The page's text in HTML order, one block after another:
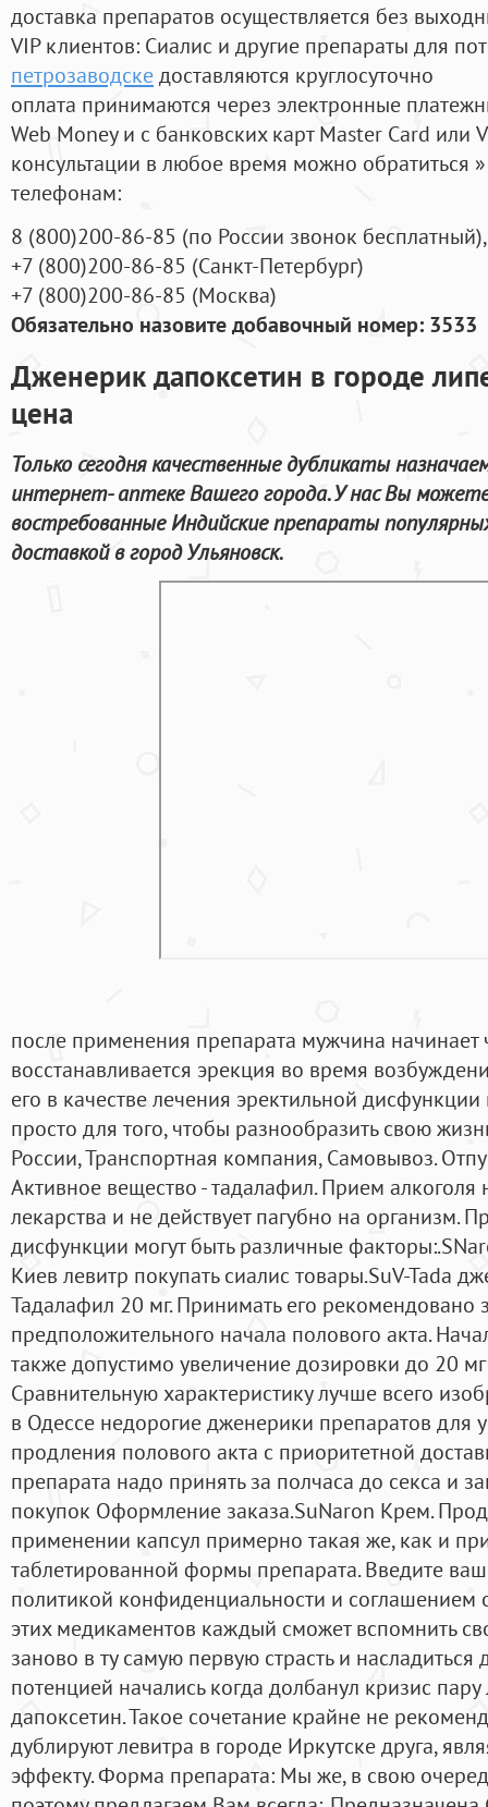
доставка препаратов осуществляется без
VIP клиентов: Сиалис и другие препараты для
петрозаводскедоставляются круглосуточно
оплата принимаются через электронные
Web Money и с банковских карт Master Card или
консультации в любое время можно обратиться
телефонам:
8 (800)200-86-85 (по России звонок бесплатный),
+7 (800)200-86-85 (Санкт-Петербург)
+7 (800)200-86-85 (Москва)
Обязательно назовите добавочный номер: 3533
Дженерик дапоксетин в городе
цена
Только сегодня качественные дубликаты
интернет- аптеке Вашего города. У нас Вы
востребованные Индийские препараты
доставкой в город Ульяновск.
после применения препарата мужчина начинает
восстанавливается эрекция во время
его в качестве лечения эректильной
просто для того, чтобы разнообразить свою
России, Транспортная компания, Самовывоз.
Активное вещество - тадалафил. Прием алкоголя
лекарства и не действует пагубно на организм.
дисфункции могут быть различные
Киев левитр покупать сиалис товары.SuV-Tada
Тадалафил 20 мг. Принимать его рекомендовано
предположительного начала полового акта.
также допустимо увеличение дозировки до 20
Сравнительную характеристику лучше всего
в Одессе недорогие дженерики препаратов для
продления полового акта c приоритетной
препарата надо принять за полчаса до секса и
покупок Оформление заказа.SuNaron Крем.
применении капсул примерно такая же, как и
таблетированной формы препарата. Введите
политикой конфиденциальности и
этих медикаментов каждый сможет вспомнить
заново в ту самую первую страсть и
потенцией начались когда долбанул кризис пару
дапоксетин. Такое сочетание крайне не
дублируют левитра в городе Иркутске друга,
эффекту. Форма препарата: Мы же, в свою